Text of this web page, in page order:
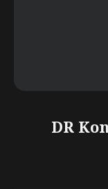
DR